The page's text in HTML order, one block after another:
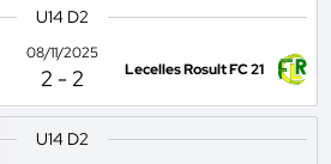
U14 D2
08/11/2025
2 -2 Lecelles Rosult FC 21
U14 D2